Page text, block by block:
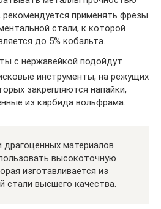
применять фрезы
стали, к которой
до 5% кобальта.
с нержавейкой подойдут
инструменты, на режущих
закрепляются напайки,
из карбида вольфрама.
материалов
высокоточную
изготавливается из
стали высшего качества.